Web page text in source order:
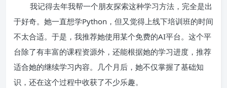
我记得去年我帮一个朋友探索这种学习方法，完全是出
于好奇。她一直想学Python，但又觉得上线下培训班的时间
不太合适。于是，我推荐她使用某个免费的AI平台。这个平
台除了有丰富的课程资源外，还能根据她的学习进度，推荐
适合她的继续学习内容。几个月后，她不仅掌握了基础知
识，还在这个过程中收获了不少乐趣。